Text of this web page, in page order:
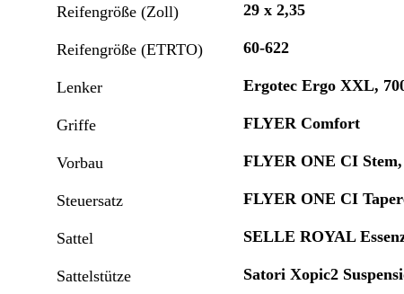
Reifengröße (Zoll) 29 x 2,35
Reifengröße (ETRTO) 60-622
Lenker Ergotec Ergo XXL,
Griffe FLYER Comfort
Vorbau FLYER ONE CI
Steuersatz FLYER ONE CI
Sattel SELLE ROYAL
Sattelstütze Satori Xopic2